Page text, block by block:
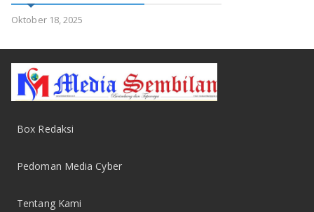
Oktober 18, 2025
Box Redaksi
Pedoman Media Cyber
Tentang Kami